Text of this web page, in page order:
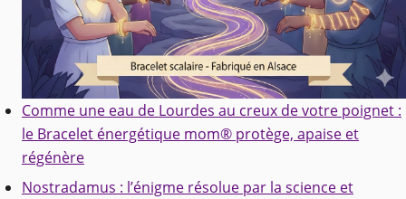
Comme une eau de Lourdes au creux de votre poignet :
le Bracelet énergétique mom® protège, apaise et
régénère
Nostradamus : l’énigme résolue par la science et